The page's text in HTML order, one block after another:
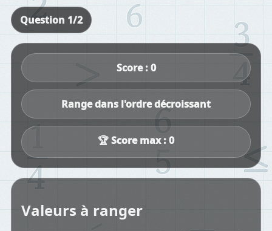
Question 1/2
Score : 0
Range dans l'ordre décroissant
🏆 Score max : 0
Valeurs à ranger